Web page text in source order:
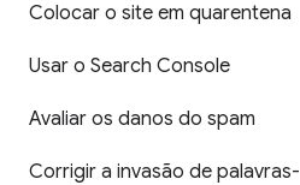
Colocar o site em quarentena
Usar o Search Console
Avaliar os danos do spam
Corrigir a invasão de palavras-